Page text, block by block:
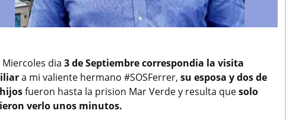
Miercoles dia 3 de Septiembre correspondia la visita
a mi valiente hermano #SOSFerrer, su esposa y dos de
fueron hasta la prision Mar Verde y resulta quesolo
verlo unos minutos.